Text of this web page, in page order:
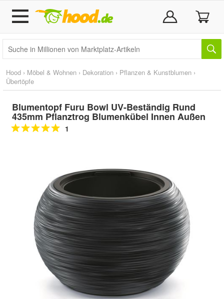
Hood › Möbel & Wohnen › Dekoration › Pflanzen & Kunstblumen ›
Übertöpfe
Blumentopf Furu Bowl UV-Beständig Rund
435mm Pflanztrog Blumenkübel Innen Außen
1